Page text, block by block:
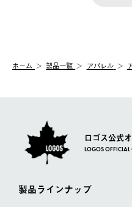
【配送業者】
佐川急便にて配送されます。
む）は受け付けておりません。
一度お手元の商品を返品いた
ホーム 製品一覧 アパレル
ロゴス公式
LOGOS
製品ラインナップ